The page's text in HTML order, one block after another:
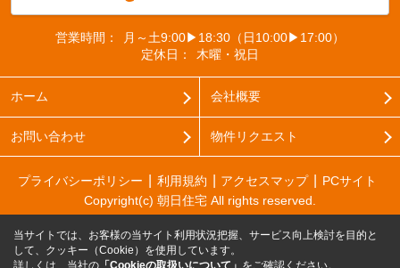
営業時間：
月～土9:00▶18:30（日10:00▶17:00）
定休日：
木曜・祝日
ホーム 会社概要
お問い合わせ 物件リクエスト
プライバシーポリシー 利用規約 アクセスマップ
PCサイト
Copyright(c) 朝日住宅 All rights reserved.
当サイトでは、お客様の当サイト利用状況把握、サービス向上検討を目的と
して、クッキー（Cookie）を使用しています。
詳しくは、当社の 「Cookieの取扱いについて」 をご確認ください。